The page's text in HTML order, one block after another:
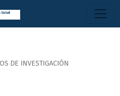
DE INVESTIGACIÓN